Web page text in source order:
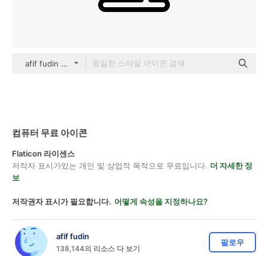
afif fudin black outline
컴퓨터 무료 아이콘
Flaticon 라이센스
저작자 표시가있는 개인 및 상업적 목적으로 무료입니다. 더 자세한 정
보
저작권자 표시가 필요합니다. 어떻게 속성을 지정하나요?
afif fudin
138,144의 리소스 다 보기
팔로우